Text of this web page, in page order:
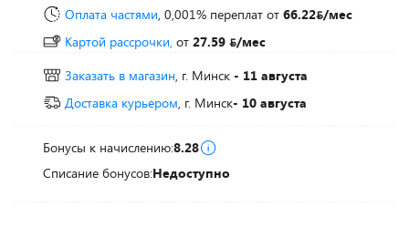
Оплата частями, 0,001% переплат от 66.22 /мес
Картой рассрочки, от 27.59
/мес
Заказать в магазин, г. Минск - 11 августа
Доставка курьером, г. Минск- 10 августа
Бонусы к начислению:8.28
Списание бонусов:Недоступно